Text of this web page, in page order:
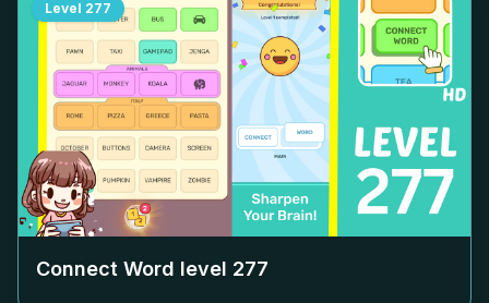
Level 277
Connect Word level 277